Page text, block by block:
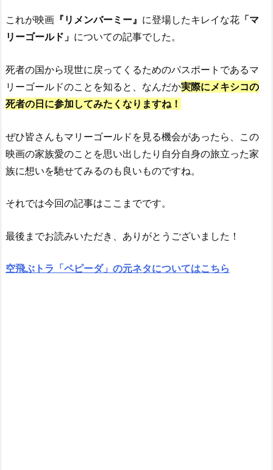
これが映画 『リメンバーミー』 に登場したキレイな花 「マ
リーゴールド」 についての記事でした。
死者の国から現世に戻ってくるためのパスポートであるマ
リーゴールドのことを知ると、なんだか実際にメキシコの
死者の日に参加してみたくなりますね！
ぜひ皆さんもマリーゴールドを見る機会があったら、この
映画の家族愛のことを思い出したり自分自身の旅立った家
族に想いを馳せてみるのも良いものですね。
それでは今回の記事はここまでです。
最後までお読みいただき、ありがとうございました！
空飛ぶトラ「ペピーダ」の元ネタについてはこちら